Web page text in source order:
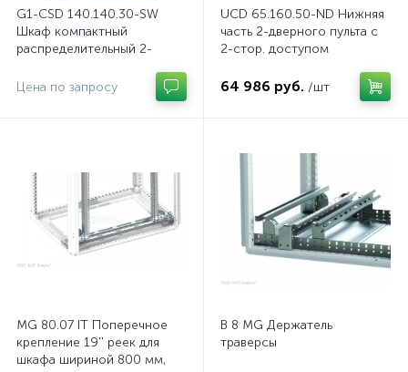
G1-CSD 140.140.30-SW
Шкаф компактный
распределительный 2-
стали, с перемычкой
Цена по запросу
UCD 65.160.50-ND Нижняя
часть 2-дверного пульта с
2-стор. доступом
64 986 руб. /шт
MG 80.07 IT Поперечное
крепление 19'' реек для
шкафа шириной 800 мм,
B 8 MG Держатель
траверсы